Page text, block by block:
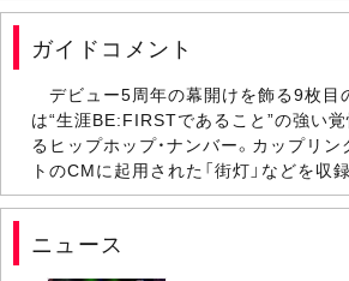
ガイドコメント
デビュー5周年の幕開けを飾る9枚目
は“生涯BE:FIRSTであること”の強い
るヒップホップ・ナンバー。カップリン
トのCMに起用された「街灯」などを収
ニュース